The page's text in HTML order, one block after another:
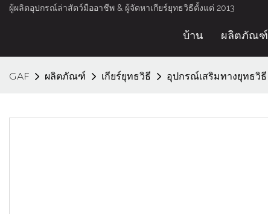
ผู้ผลิตอุปกรณ์ล่าสัตว์มืออาชีพ & ผู้จัดหาเกียร์ยุทธวิธีตั้งแต่ 2013
บ้าน ผลิตภัณฑ์
GAF ผลิตภัณฑ์ เกียร์ยุทธวิธี อุปกรณ์เสริมทางยุทธวิธี